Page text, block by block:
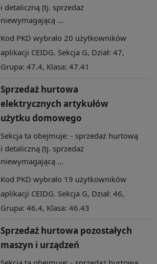
i detaliczną (tj. sprzedaż
niewymagającą ...
Kod PKD wybrało 20 użytkowników
aplikacji CEIDG. Sekcja G, Dział: 47,
Grupa: 47.4, Klasa: 47.41
Sprzedaż hurtowa
elektrycznych artykułów
użytku domowego
Sekcja ta obejmuje: - sprzedaż hurtową
i detaliczną (tj. sprzedaż
niewymagającą ...
Kod PKD wybrało 19 użytkowników
aplikacji CEIDG. Sekcja G, Dział: 46,
Grupa: 46.4, Klasa: 46.43
Sprzedaż hurtowa pozostałych
maszyn i urządzeń